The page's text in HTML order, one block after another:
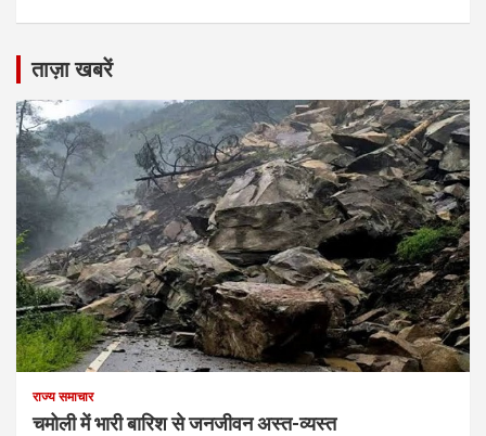
ताज़ा खबरें
राज्य समाचार
चमोली में भारी बारिश से जनजीवन अस्त-व्यस्त